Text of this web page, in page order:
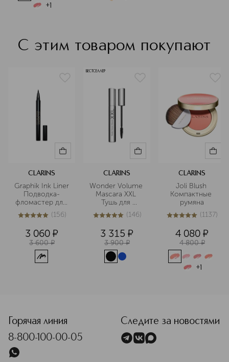
+1
С этим товаром покупают
CLARINS
Graphik Ink Liner
Подводка-
фломастер для
глаз
4.9из5156 (156)
3 060 ¤
3 600 ¤
БЕСТСЕЛЛЕР
CLARINS
Wonder Volume
Mascara XXL
Тушь для
максимального
объема ресниц
4.9из5146 (146)
3 315 ¤
3 900 ¤
CLARINS
Joli Blush
Компактные
румяна
5из 51137 (1137)
4 080 ¤
4 800 ¤
+1
Горячая линия
8-800-100-00-05
Следите за новостями